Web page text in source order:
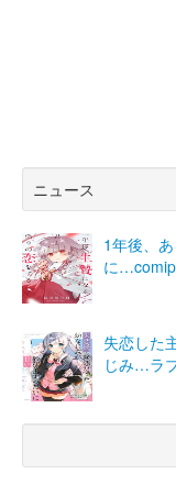
ニュース
1年後、
に
失恋した
じみ…ラ